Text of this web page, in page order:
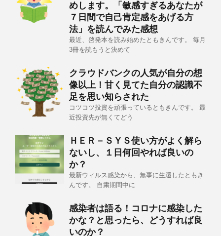
めします。「敏感すぎるあなたが
７日間で自己肯定感をあげる方
法」を読んでみた感想
最近、啓発本を読み始めたともきんです。 毎月
3冊を読もうと決めて
クラウドバンクの人気が自分の想
像以上！甘く見てた自分の認識不
足を思い知らされた
コツコツ投資を頑張っているともきんです。 最
近投資先が無くてどう
ＨＥＲ－ＳＹＳ使い方がよく解ら
ないし、１日何回やれば良いの
か？
最新ウィルス感染から、無事に生還したともき
んです。 自粛期間中に
感染者は語る！コロナに感染した
かな？と思ったら、どうすれば良
いのか？